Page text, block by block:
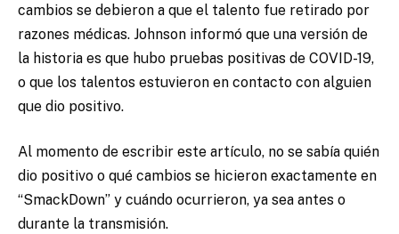
cambios se debieron a que el talento fue retirado por
razones médicas. Johnson informó que una versión de
la historia es que hubo pruebas positivas de COVID-19,
o que los talentos estuvieron en contacto con alguien
que dio positivo.
Al momento de escribir este artículo, no se sabía quién
dio positivo o qué cambios se hicieron exactamente en
“SmackDown” y cuándo ocurrieron, ya sea antes o
durante la transmisión.